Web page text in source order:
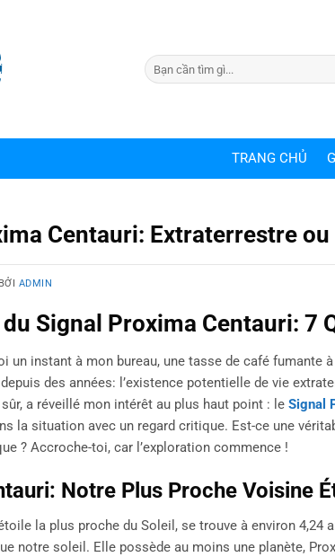
TRANG CHỦ
Centauri: Extraterrestre
BỞI ADMIN
Signal Proxima Centauri: 7
un instant à mon bureau, une tasse de café fumante
des années: l’existence potentielle de vie
a réveillé mon intérêt au plus haut point : le Signal
la situation avec un regard critique. Est-ce une
? Accroche-toi, car l’exploration commence !
Notre Plus Proche Voisine
la plus proche du Soleil, se trouve à environ 4,24
notre soleil. Elle possède au moins une planète,